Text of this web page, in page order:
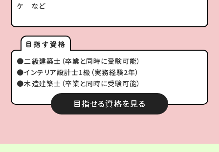
ケ など
●二級建築士（卒業と同時に受験可能）
●インテリア設計士1級（実務経験2年）
●木造建築士（卒業と同時に受験可能）
目指せる資格を見る